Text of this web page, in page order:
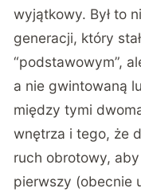
wyjątkowy. Był to
generacji, który
“podstawowym”,
a nie gwintowaną
między tymi
wnętrza i tego, że
ruch obrotowy,
pierwszy (obecnie